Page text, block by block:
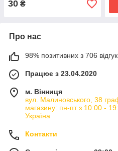
30 ₴
Про нас
98% позитивних з 706
Працює з 23.04.2020
м. Вінниця
вул. Малиновського, 38
магазину: пн-пт з 10:00 -
Україна
Контакти